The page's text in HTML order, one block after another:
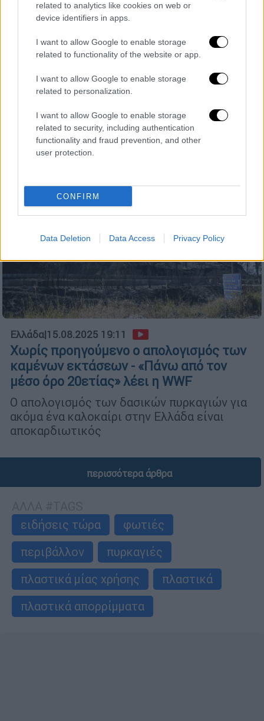
related to analytics like cookies on web or
device identifiers in apps.
I want to allow Google to enable storage
related to functionality of the website or app.
I want to allow Google to enable storage
related to personalization.
I want to allow Google to enable storage
related to security, including authentication
functionality and fraud prevention, and other
user protection.
CONFIRM
Data Deletion Data Access Privacy Policy
Ελλάδα|11.11.2025 05:40
Στάχτη για άλλη μια χρονιά η Ελλάδα:
39% αυξημένος αριθμός πυρκαγιών -
Μισό εκατ. στρέμματα αποτεφρωμένα
Πάνω από 290.000 στρέμματα δασικής
βλάστησης επηρεάστηκαν σημαντικά, ενώ
εκτάσεις
Ελλάδα|15.08.2025 19:11
Χωρίς προηγούμενο ο απολογισμός των
καμένων εκτάσεων - «Πάνω από τον
μέσο όρο 20ετίας» λέει η WWF
Ο απολογισμός των δασικών πυρκαγιών για
ακόμα ένα καλοκαίρι στην Ελλάδα είναι
αποκαρδιωτικός
περισσότερα άρθρα
ειδήσεις τώρα
φωτιές
περιβάλλον
πυρκαγιές
πλαστικά μίας χρήσης
πλαστικά
πλαστικά απορρίμματα